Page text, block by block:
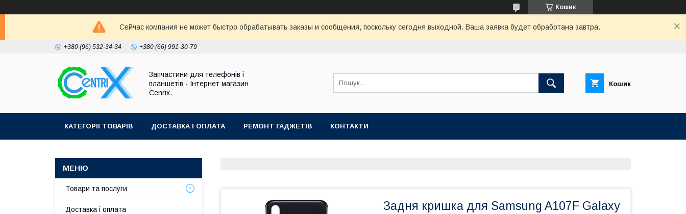
Кошик
Сейчас компания не может быстро обрабатывать заказы и сообщения, поскольку сегодня выходной. Ваша заявка будет обработана завтра.
+380 (96) 532-34-34 +380 (66) 991-30-79
Запчастини для телефонів і
планшетів - Інтернет магазин
Cenrix.
Кошик
КАТЕГОРІІ ТОВАРІВ ДОСТАВКА І ОПЛАТА РЕМОНТ ГАДЖЕТІВ КОНТАКТИ
Задня кришка для Samsung A107F Galaxy
Товари та послуги
Доставка і оплата